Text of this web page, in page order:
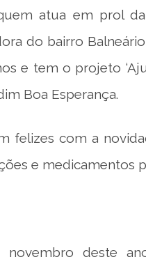
atua em prol
do bairro
e tem o projeto
Boa Esperança.
felizes com a
e medicamentos
novembro deste